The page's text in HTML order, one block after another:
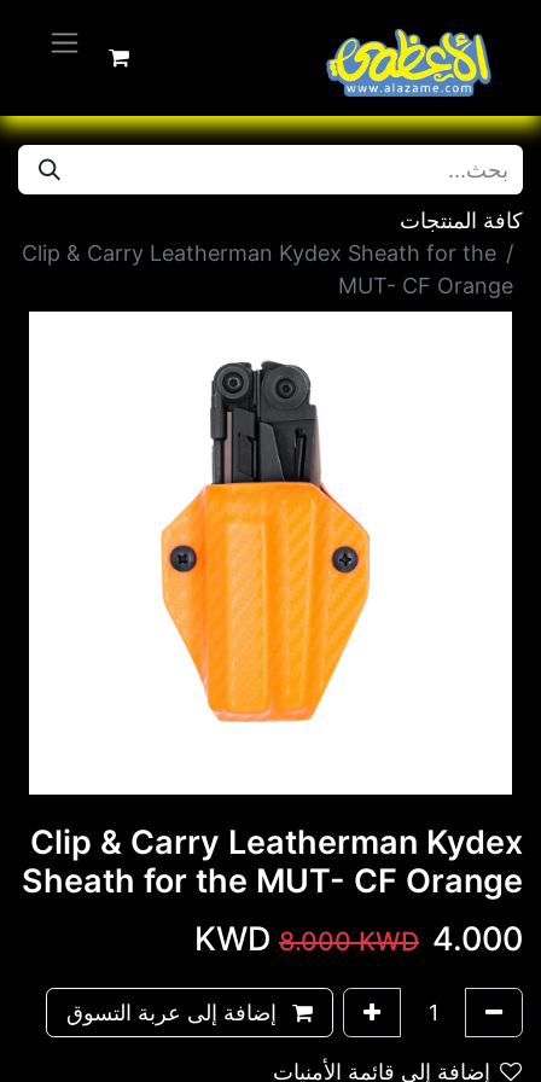
كافة المنتجات
Clip & Carry Leatherman Kydex Sheath for the
MUT- CF Orange
Clip & Carry Leatherman Kydex
Sheath for the MUT- CF Orange
4.000
8.000KWD
إضافة إلى عربة التسوق
إضافة إلى قائمة الأمنيات